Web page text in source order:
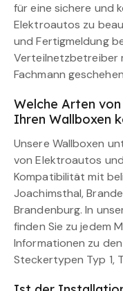
für eine sichere und
Elektroautos zu
und Fertigmeldung
Verteilnetzbetreiber
Fachmann
Welche Arten
Ihren Wallboxen
Unsere Wallboxen
von Elektroautos
Kompatibilität mit
Joachimsthal,
Brandenburg. In
finden Sie zu jedem
Informationen zu
Steckertypen Typ 1,